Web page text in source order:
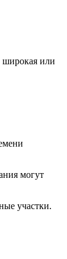
широкая или
могут
участки.